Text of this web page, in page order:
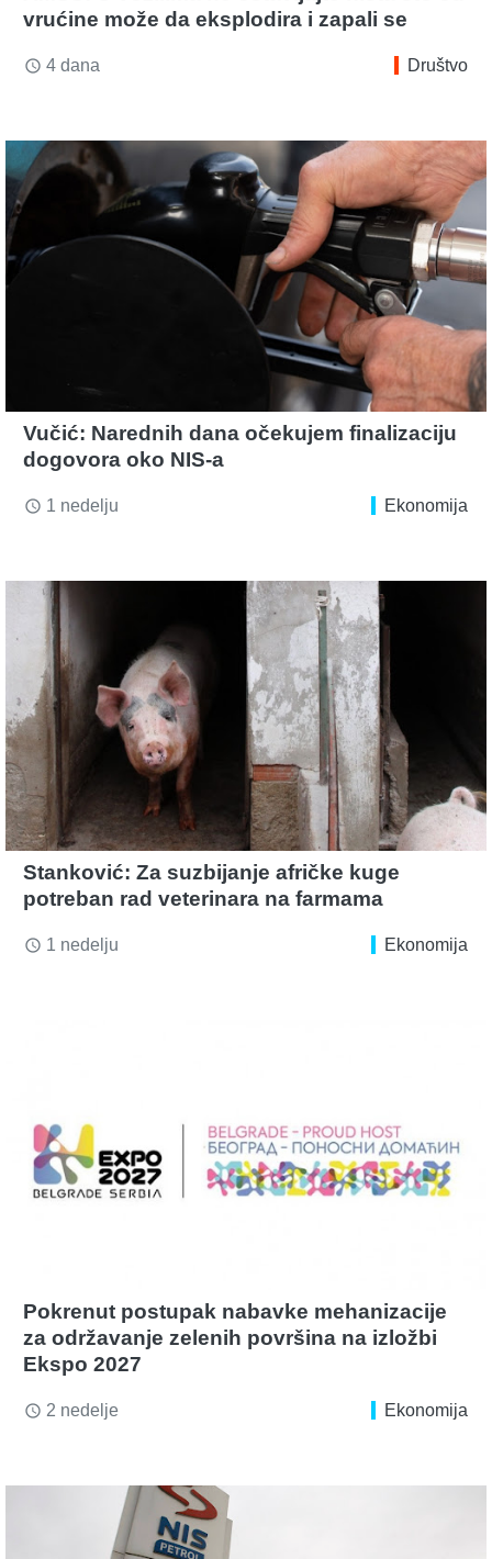
vrućine može da eksplodira i zapali se
access_time 4 dana Društvo
Vučić: Narednih dana očekujem finalizaciju
dogovora oko NIS-a
access_time 1 nedelju Ekonomija
Stanković: Za suzbijanje afričke kuge
potreban rad veterinara na farmama
access_time 1 nedelju Ekonomija
Pokrenut postupak nabavke mehanizacije
za održavanje zelenih površina na izložbi
Ekspo 2027
access_time 2 nedelje Ekonomija